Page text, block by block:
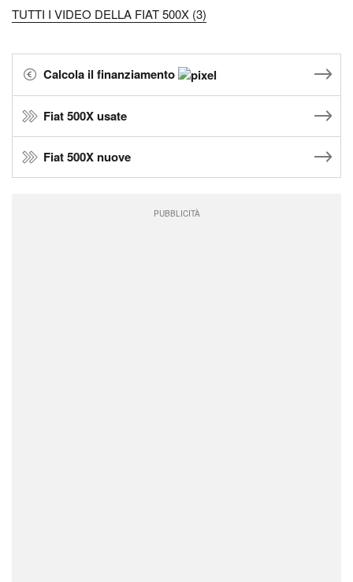
TUTTI I VIDEO DELLA FIAT 500X (3)
Calcola il finanziamento
Fiat 500X usate
Fiat 500X nuove
PUBBLICITÀ